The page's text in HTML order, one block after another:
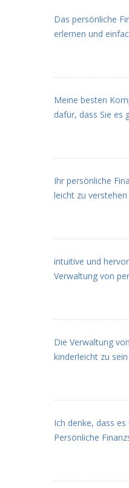
Das persönliche
erlernen und
Meine besten
dafür, dass Sie es
Ihr persönliche
leicht zu
intuitive und
Verwaltung von
Die Verwaltung
kinderleicht zu sein
Ich denke, dass
Persönliche